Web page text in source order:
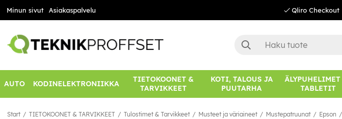
Minun sivut Asiakaspalvelu Qliro Checkout
AUTO KODINELEKTRONIIKKA
TIETOKOONET &
TARVIKKEET
KOTI, TALOUS JA
PUUTARHA
TABLETIT
Start TIETOKOONET & TARVIKKEET Tulostimet & Tarvikkeet Musteet ja väriaineet Mustepatruunat Epson